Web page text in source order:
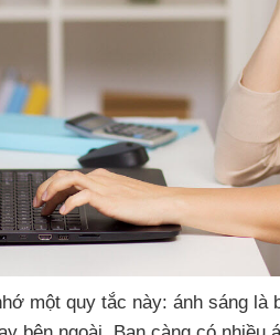
một quy tắc này: ánh sáng là